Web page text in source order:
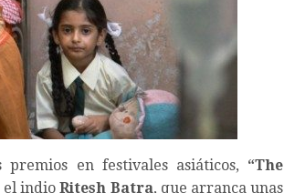
en festivales asiáticos, “The
el indioRitesh Batra, que arranca unas